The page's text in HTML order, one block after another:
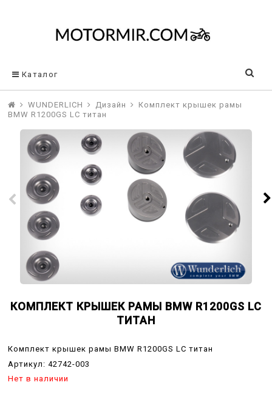
Каталог
WUNDERLICH Дизайн
Комплект крышек рамы
BMW R1200GS LC титан
КОМПЛЕКТ КРЫШЕК РАМЫ BMW R1200GS LC
ТИТАН
Комплект крышек рамы BMW R1200GS LC титан
Артикул: 42742-003
Нет в наличии